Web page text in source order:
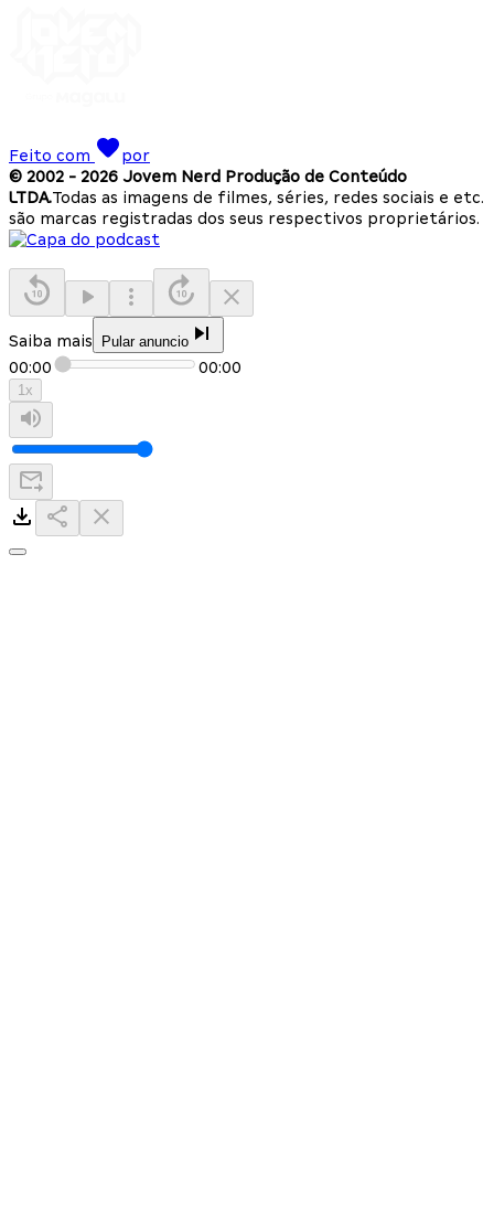
Feito com
por
© 2002 - 2026 Jovem Nerd Produção de Conteúdo
LTDA.Todas as imagens de filmes, séries, redes sociais e etc.
são marcas registradas dos seus respectivos proprietários.
Saiba mais Pular anuncio
00:00 00:00
1x